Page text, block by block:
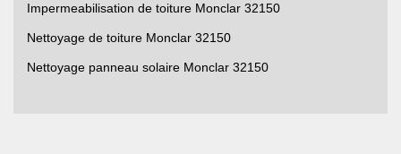
Impermeabilisation de toiture Monclar 32150
Nettoyage de toiture Monclar 32150
Nettoyage panneau solaire Monclar 32150